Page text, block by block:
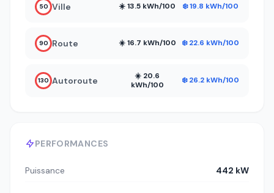
PERFORMANCES
Puissance 442 kW
50 Ville ☀️ 13.5 kWh/100 ❄️ 19.8 kWh/100
90 Route ☀️ 16.7 kWh/100 ❄️ 22.6 kWh/100
130 Autoroute
☀️ 20.6
kWh/100
❄️ 26.2 kWh/100